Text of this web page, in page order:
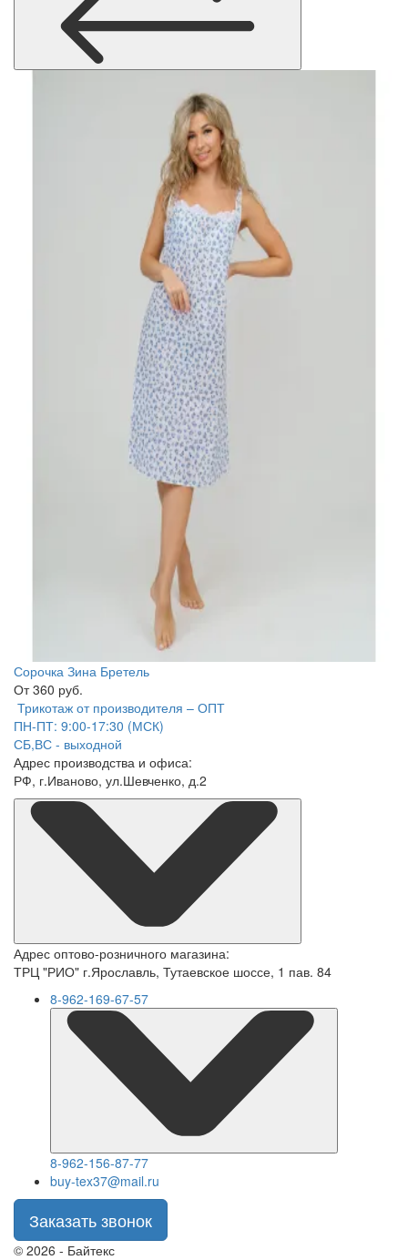
Сорочка Зина Бретель
От 360 руб.
Трикотаж от производителя – ОПТ
ПН-ПТ: 9:00-17:30 (МСК)
СБ,ВС - выходной
Адрес производства и офиса:
РФ, г.Иваново, ул.Шевченко, д.2
Адрес оптово-розничного магазина:
ТРЦ "РИО" г.Ярославль, Тутаевское шоссе, 1 пав. 84
8-962-169-67-57
8-962-156-87-77
buy-tex37@mail.ru
Заказать звонок
© 2026 - Байтекс